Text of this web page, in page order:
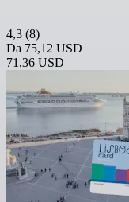
4,3 (8)
Da 75,12 USD
71,36 USD